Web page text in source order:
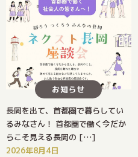
お知らせ
長岡を出て、首都圏で暮らしてい
るみなさん！ 首都圏で働く今だか
らこそ見える長岡の […]
2026年8月4日